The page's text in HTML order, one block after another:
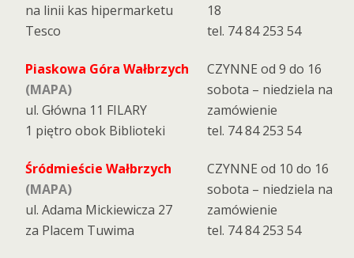
na linii kas hipermarketu
Tesco
18
tel. 74 84 253 54
Piaskowa Góra Wałbrzych
(MAPA)
ul. Główna 11 FILARY
1 piętro obok Biblioteki
CZYNNE od 9 do 16
sobota – niedziela na
zamówienie
tel. 74 84 253 54
Śródmieście Wałbrzych
(MAPA)
ul. Adama Mickiewicza 27
za Placem Tuwima
CZYNNE od 10 do 16
sobota – niedziela na
zamówienie
tel. 74 84 253 54